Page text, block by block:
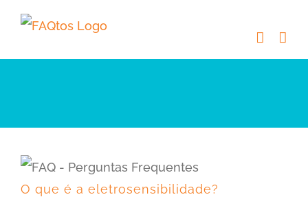
Skip
content
O que é a eletrosensibilidade?